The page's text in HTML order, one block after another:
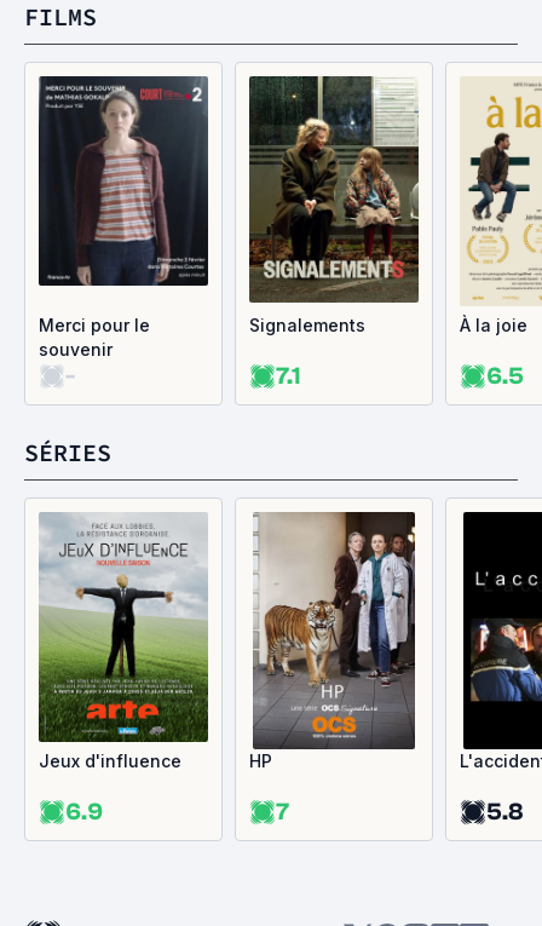
FILMS
Merci pour le
souvenir
-
Signalements
7.1
À la joie
6.5
SÉRIES
Jeux d'influence
6.9
HP
7 5.8